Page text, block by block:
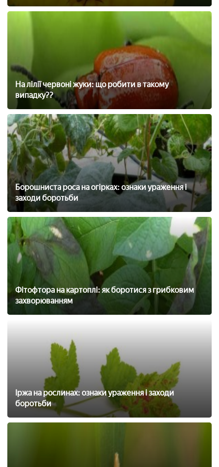
На лілії червоні жуки: що робити в такому
випадку??
Борошниста роса на огірках: ознаки ураження і
заходи боротьби
Фітофтора на картоплі: як боротися з грибковим
захворюванням
Іржа на рослинах: ознаки ураження і заходи
боротьби